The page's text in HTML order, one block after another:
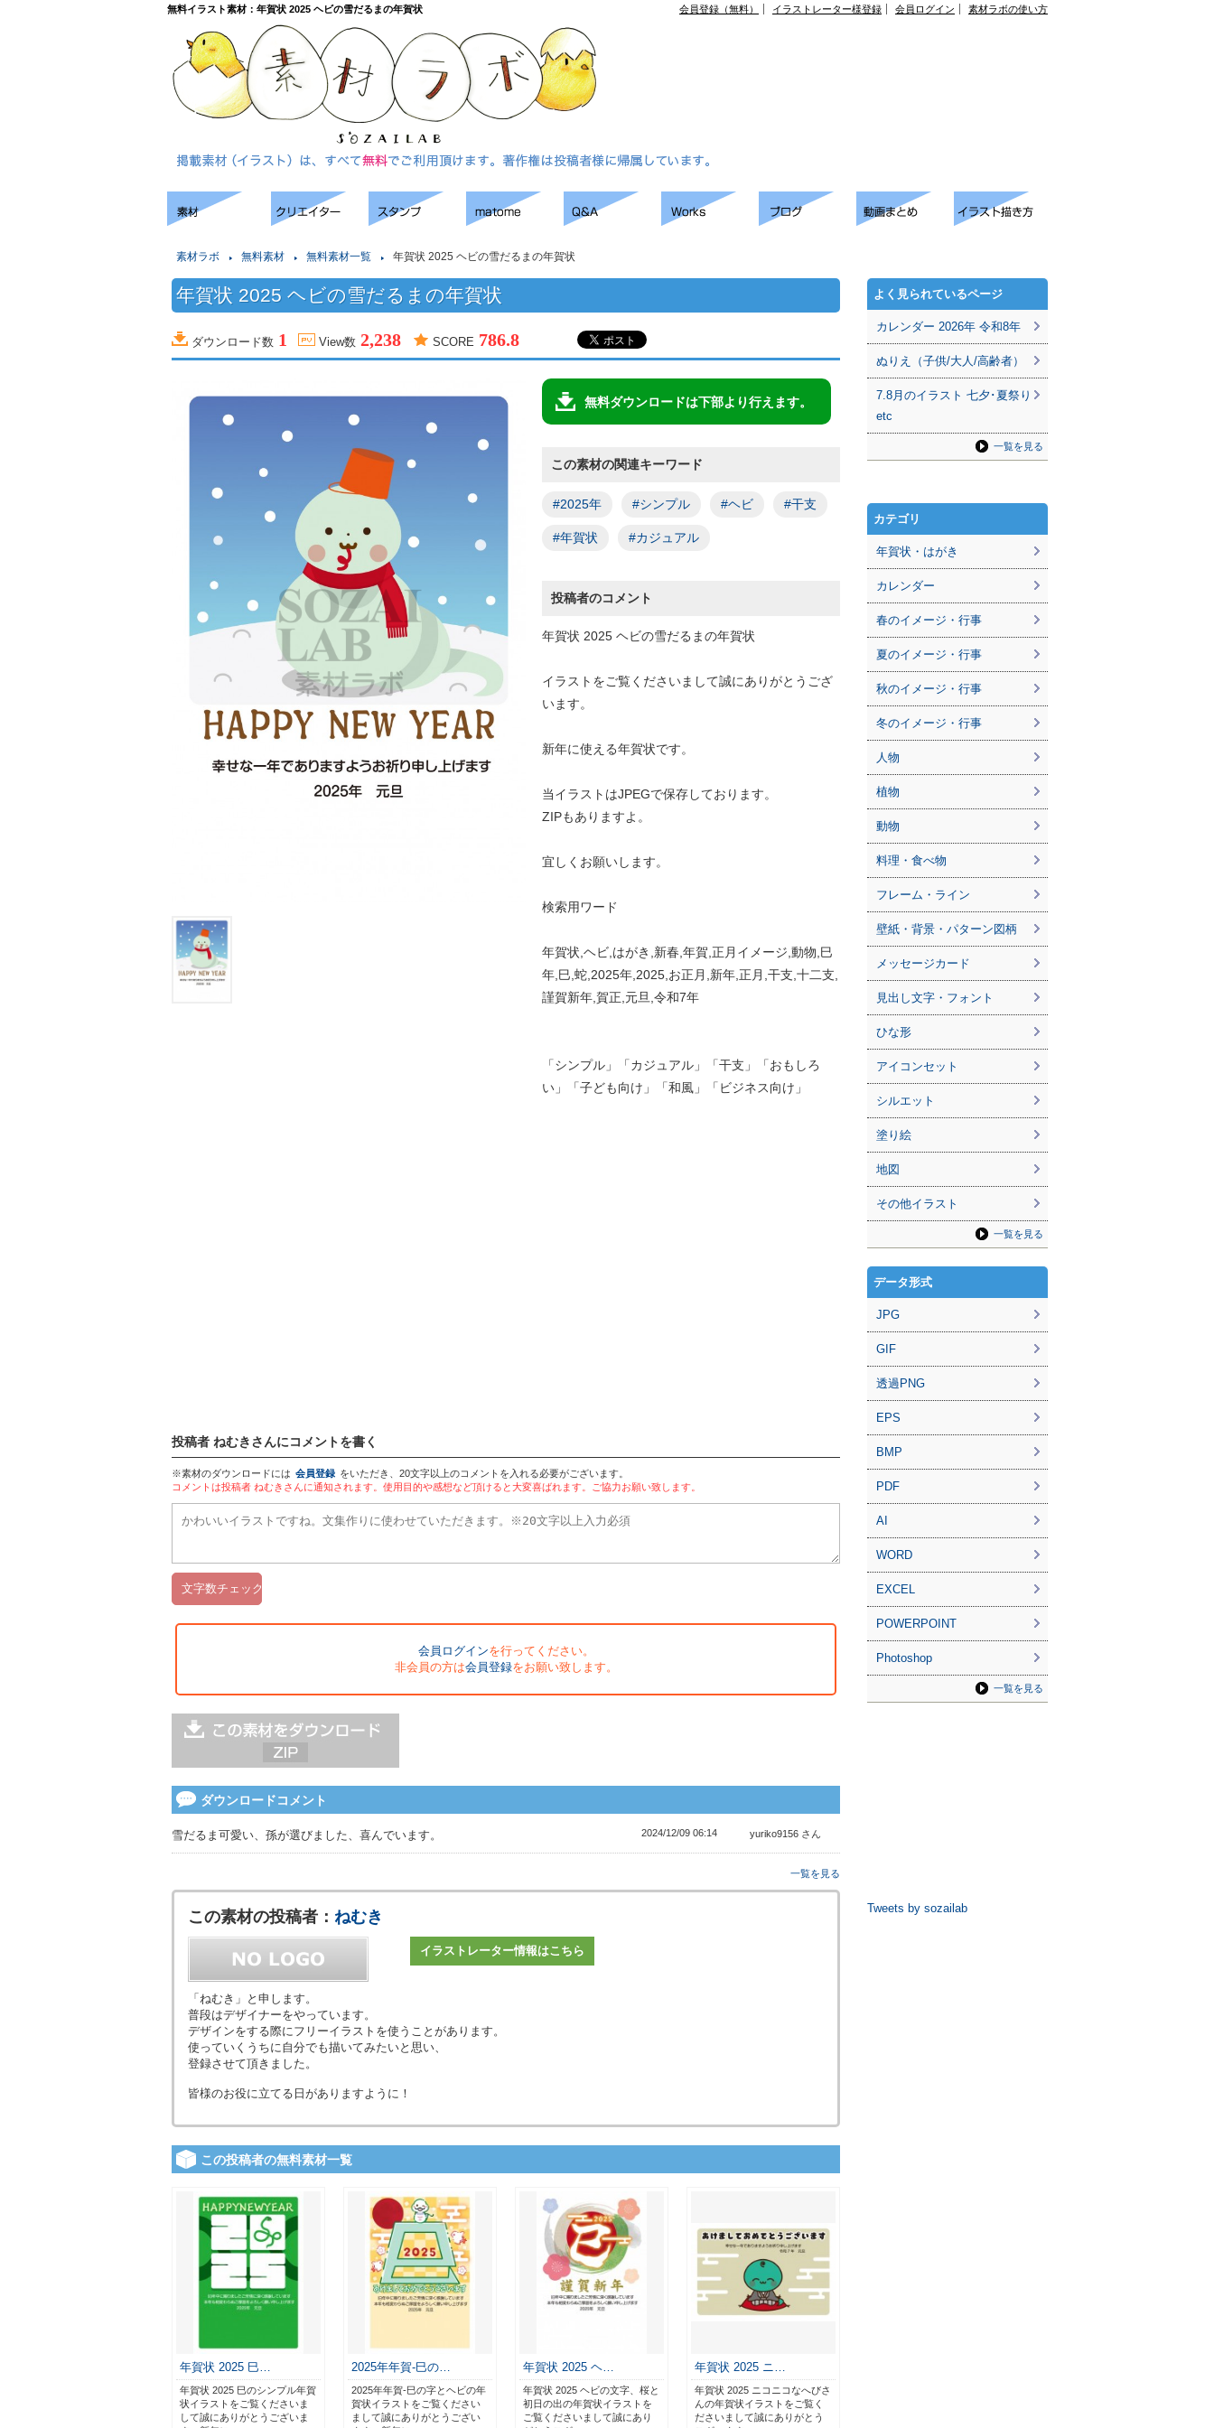
無料イラスト素材：年賀状 2025 ヘビの雪だるまの年賀状 会員登録（無料） イラストレーター様登録 会員ログイン 素材ラボの使い方
素材ラボ 無料素材 無料素材一覧 年賀状 2025 ヘビの雪だるまの年賀状
年賀状 2025 ヘビの雪だるまの年賀状
ダウンロード数 1 View数 2,238 SCORE 786.8
無料ダウンロードは下部より行えます。
この素材の関連キーワード
#2025年 #シンプル #ヘビ #干支
#年賀状 #カジュアル
投稿者のコメント
年賀状 2025 ヘビの雪だるまの年賀状
イラストをご覧くださいまして誠にありがとうござ
います。
新年に使える年賀状です。
当イラストはJPEGで保存しております。
ZIPもありますよ。
宜しくお願いします。
検索用ワード
年賀状,ヘビ,はがき,新春,年賀,正月イメージ,動物,巳
年,巳,蛇,2025年,2025,お正月,新年,正月,干支,十二支,
謹賀新年,賀正,元旦,令和7年
「シンプル」「カジュアル」「干支」「おもしろ
い」「子ども向け」「和風」「ビジネス向け」
投稿者 ねむきさんにコメントを書く
※素材のダウンロードには 会員登録 をいただき、20文字以上のコメントを入れる必要がございます。
コメントは投稿者 ねむきさんに通知されます。使用目的や感想など頂けると大変喜ばれます。ご協力お願い致します。
会員ログインを行ってください。
非会員の方は会員登録をお願い致します。
ダウンロードコメント
雪だるま可愛い、孫が選びました、喜んでいます。 2024/12/09 06:14 yuriko9156 さん
一覧を見る
この素材の投稿者： ねむき
イラストレーター情報はこちら
「ねむき」と申します。
普段はデザイナーをやっています。
デザインをする際にフリーイラストを使うことがあります。
使っていくうちに自分でも描いてみたいと思い、
登録させて頂きました。
皆様のお役に立てる日がありますように！
この投稿者の無料素材一覧
年賀状 2025 巳…
年賀状 2025 巳のシンプル年賀
状イラストをご覧くださいま
して誠にありがとうございま
2025年年賀-巳の…
2025年年賀-巳の字とヘビの年
賀状イラストをご覧ください
まして誠にありがとうござい
年賀状 2025 ヘ…
年賀状 2025 ヘビの文字、桜と
初日の出の年賀状イラストを
ご覧くださいまして誠にあり
年賀状 2025 ニ…
年賀状 2025 ニコニコなへびさ
んの年賀状イラストをご覧く
ださいまして誠にありがとう
よく見られているページ
カレンダー 2026年 令和8年
ぬりえ（子供/大人/高齢者）
7.8月のイラスト 七夕･夏祭り
etc
一覧を見る
カテゴリ
年賀状・はがき
カレンダー
春のイメージ・行事
夏のイメージ・行事
秋のイメージ・行事
冬のイメージ・行事
人物
植物
動物
料理・食べ物
フレーム・ライン
壁紙・背景・パターン図柄
メッセージカード
見出し文字・フォント
ひな形
アイコンセット
シルエット
塗り絵
地図
その他イラスト
一覧を見る
データ形式
JPG
GIF
透過PNG
EPS
BMP
PDF
AI
WORD
EXCEL
POWERPOINT
Photoshop
一覧を見る
Tweets by sozailab